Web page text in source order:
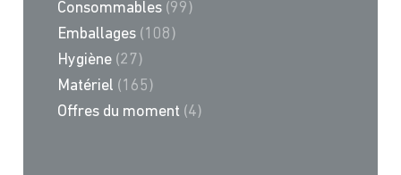
Consommables (99)
Emballages (108)
Hygiène (27)
Matériel (165)
Offres du moment (4)